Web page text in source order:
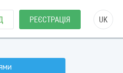
РЕЄСТРАЦІЯ UK